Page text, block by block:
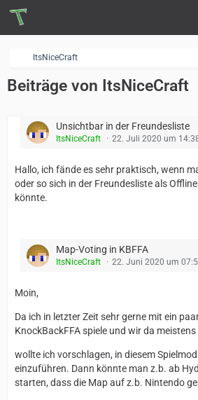
ItsNiceCraft
Beiträge von ItsNiceCraft
Unsichtbar in der Freundesliste
ItsNiceCraft 22. Juli 2020 um
Hallo, ich fände es sehr praktisch, wenn
oder so sich in der Freundesliste als
könnte.
Map-Voting in KBFFA
ItsNiceCraft 22. Juni 2020 um
Moin,
Da ich in letzter Zeit sehr gerne mit ein
KnockBackFFA spiele und wir da meistens
wollte ich vorschlagen, in diesem
einzuführen. Dann könnte man z.b. ab
starten, dass die Map auf z.b. Nintendo